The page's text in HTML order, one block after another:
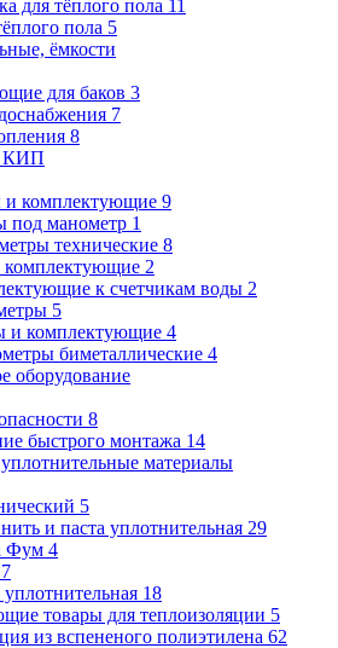
для тёплого пола 11
пола 5
ёмкости
для баков 3
7
8
КИП
комплектующие 9
под манометр 1
технические 8
комплектующие 2
к счетчикам воды 2
5
и комплектующие 4
биметаллические 4
оборудование
8
быстрого монтажа 14
материалы
5
и паста уплотнительная 29
Фум 4
7
18
товары для теплоизоляции 5
из вспененого полиэтилена 62